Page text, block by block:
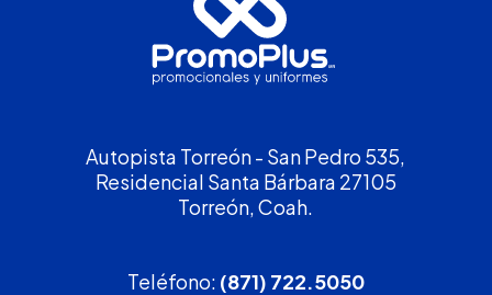
Autopista Torreón - San Pedro 535,
Residencial Santa Bárbara 27105
Torreón, Coah.
Teléfono: (871) 722.5050